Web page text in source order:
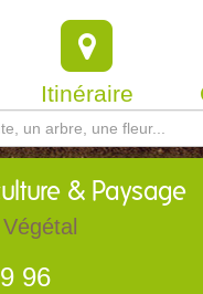
Itinéraire
& Paysage
96